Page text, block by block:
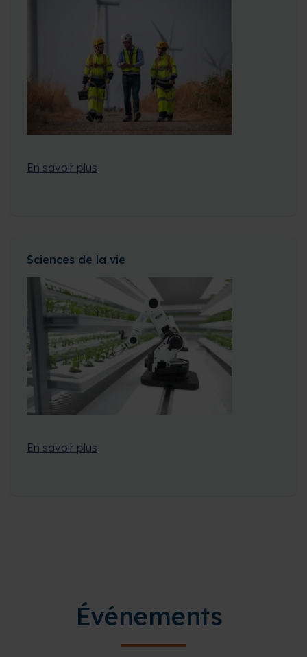
En savoir plus
Sciences de la vie
En savoir plus
Événements